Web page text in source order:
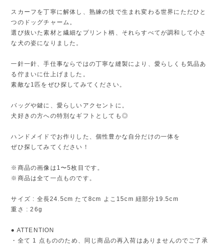
スカーフを丁寧に解体し、熟練の技で生まれ変わる世界にただひと
つのドッグチャーム。
選び抜いた素材と繊細なプリント柄、それらすべてが調和して小さ
な犬の姿になりました。
一針一針、手仕事ならではの丁寧な縫製により、愛らしくも気品あ
る佇まいに仕上げました。
素敵な1匹をぜひ探してみてください。
バッグや鍵に、愛らしいアクセントに。
犬好きの方への特別なギフトとしても◎
ハンドメイドでお作りした、個性豊かな自分だけの一体を
ぜひ探してみてください！
※商品の画像は1〜5枚目です。
※商品は全て一点ものです。
サイズ : 全長24.5cm たて8cm よこ15cm 紐部分19.5cm
重さ : 26g
● ATTENTION
・全て 1 点もののため、同じ商品の再入荷はありませんのでご了承